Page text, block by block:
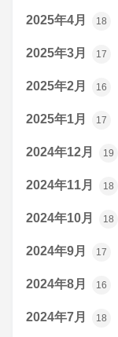
2025年4月 18
2025年3月 17
2025年2月 16
2025年1月 17
2024年12月 19
2024年11月 18
2024年10月 18
2024年9月 17
2024年8月 16
2024年7月 18